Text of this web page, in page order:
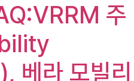
주
라 모빌리